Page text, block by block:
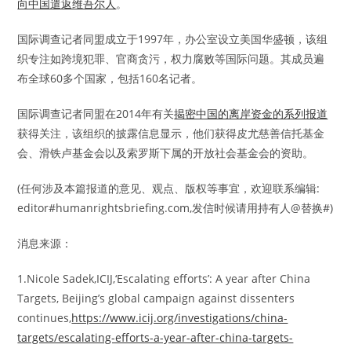
向中国遣返维吾尔人 。
国际调查记者同盟成立于1997年，办公室设立美国华盛顿，该组
织专注如跨境犯罪、官商贪污，权力腐败等国际问题。其成员遍
布全球60多个国家，包括160名记者。
国际调查记者同盟在2014年有关揭密中国的离岸资金的系列报道
获得关注，该组织的披露信息显示，他们获得皮尤慈善信托基金
会、滑铁卢基金会以及索罗斯下属的开放社会基金会的资助。
(任何涉及本篇报道的意见、观点、版权等事宜，欢迎联系编辑:
editor#humanrightsbriefing.com,发信时候请用持有人@替换#)
消息来源：
1.Nicole Sadek,ICIJ,‘Escalating efforts’: A year after China
Targets, Beijing’s global campaign against dissenters
continues,https://www.icij.org/investigations/china-
targets/escalating-efforts-a-year-after-china-targets-